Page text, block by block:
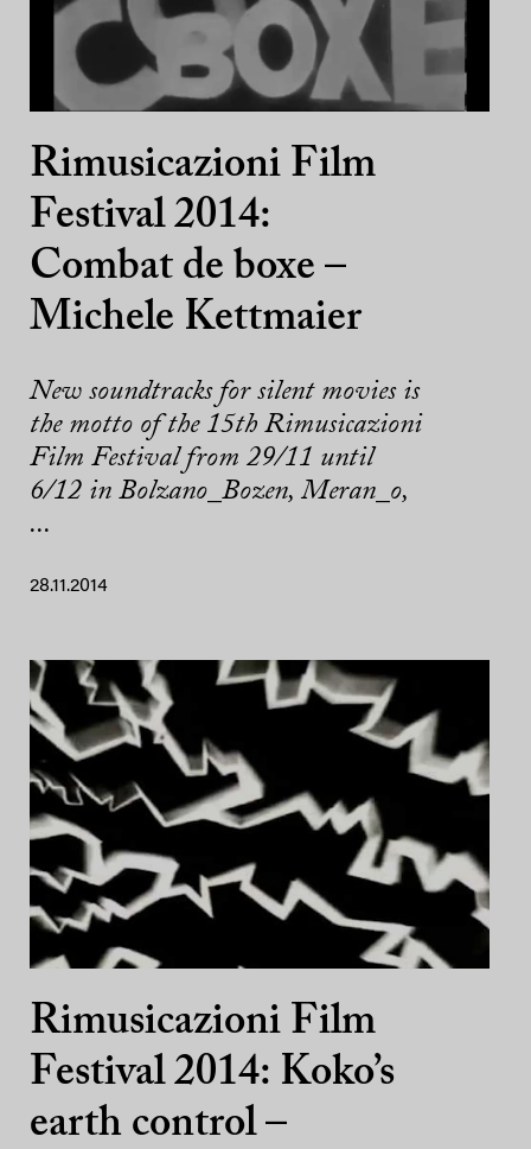
Rimusicazioni Film
Festival 2014:
Combat de boxe –
Michele Kettmaier
New soundtracks for silent movies is
the motto of the 15th Rimusicazioni
Film Festival from 29/11 until
6/12 in Bolzano_Bozen, Meran_o,
...
28.11.2014
Rimusicazioni Film
Festival 2014: Koko’s
earth control –